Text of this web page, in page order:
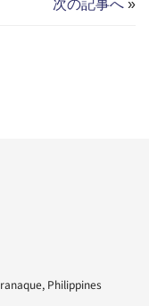
次の記事へ »
Philippines